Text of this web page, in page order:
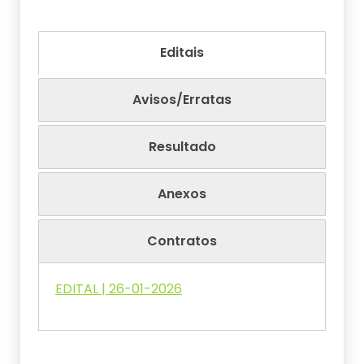
Editais
Avisos/Erratas
Resultado
Anexos
Contratos
EDITAL | 26-01-2026